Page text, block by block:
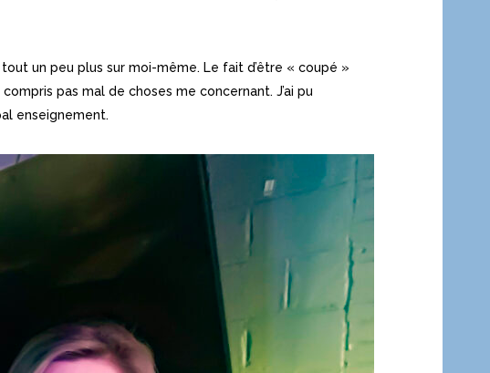
un peu plus sur moi-même. Le fait d’être « coupé »
pas mal de choses me concernant. J’ai pu
enseignement.